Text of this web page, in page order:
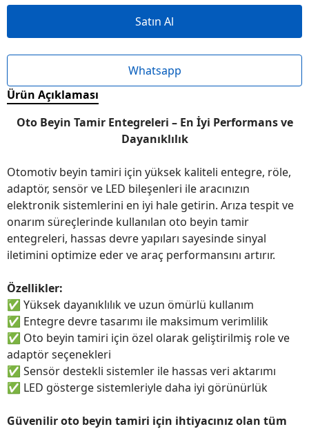
Satın Al
Whatsapp
Ürün Açıklaması
Oto Beyin Tamir Entegreleri – En İyi Performans ve
Dayanıklılık
Otomotiv beyin tamiri için yüksek kaliteli entegre, röle,
adaptör, sensör ve LED bileşenleri ile aracınızın
elektronik sistemlerini en iyi hale getirin. Arıza tespit ve
onarım süreçlerinde kullanılan oto beyin tamir
entegreleri, hassas devre yapıları sayesinde sinyal
iletimini optimize eder ve araç performansını artırır.
Özellikler:
✅ Yüksek dayanıklılık ve uzun ömürlü kullanım
✅ Entegre devre tasarımı ile maksimum verimlilik
✅ Oto beyin tamiri için özel olarak geliştirilmiş role ve
adaptör seçenekleri
✅ Sensör destekli sistemler ile hassas veri aktarımı
✅ LED gösterge sistemleriyle daha iyi görünürlük
Güvenilir oto beyin tamiri için ihtiyacınız olan tüm